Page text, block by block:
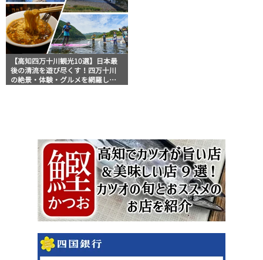
【高知四万十川観光10選】日本最
後の清流を遊び尽くす！四万十川
の絶景・体験・グルメを網羅した